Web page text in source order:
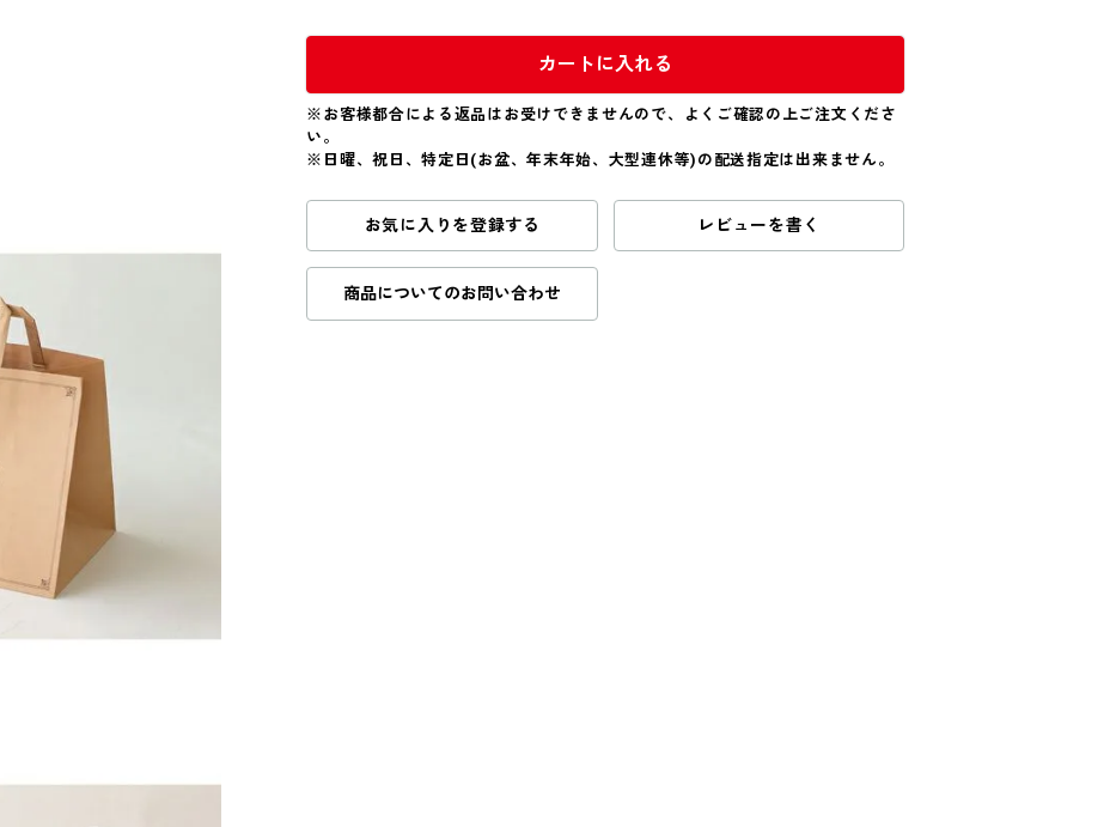
カートに入れる
※お客様都合による返品はお受けできませんので、よくご確認の上ご注文くださ
い。
※日曜、祝日、特定日(お盆、年末年始、大型連休等)の配送指定は出来ません。
お気に入りを登録する レビューを書く
商品についてのお問い合わせ